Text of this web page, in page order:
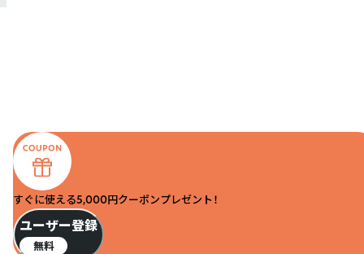
すぐに使える5,000円クーポンプレゼント！
ユーザー登録
無料